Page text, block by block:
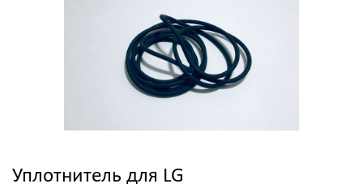
Уплотнитель для LG